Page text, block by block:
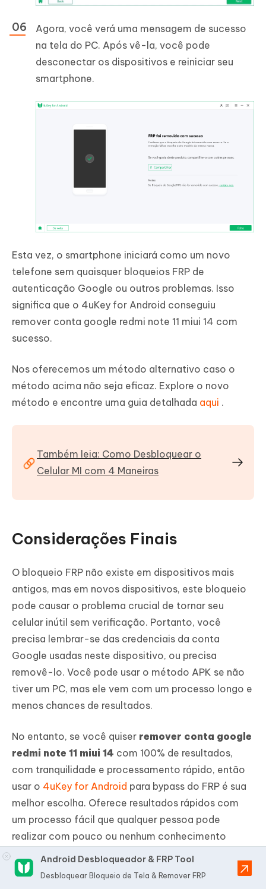
Agora, você verá uma mensagem de sucesso
na tela do PC. Após vê-la, você pode
desconectar os dispositivos e reiniciar seu
smartphone.
Esta vez, o smartphone iniciará como um novo
telefone sem quaisquer bloqueios FRP de
autenticação Google ou outros problemas. Isso
significa que o 4uKey for Android conseguiu
remover conta google redmi note 11 miui 14 com
sucesso.
Nos oferecemos um método alternativo caso o
método acima não seja eficaz. Explore o novo
método e encontre uma guia detalhada aqui .
Também leia: Como Desbloquear o
Celular MI com 4 Maneiras
Considerações Finais
O bloqueio FRP não existe em dispositivos mais
antigos, mas em novos dispositivos, este bloqueio
pode causar o problema crucial de tornar seu
celular inútil sem verificação. Portanto, você
precisa lembrar-se das credenciais da conta
Google usadas neste dispositivo, ou precisa
removê-lo. Você pode usar o método APK se não
tiver um PC, mas ele vem com um processo longo e
menos chances de resultados.
No entanto, se você quiser remover conta google
redmi note 11 miui 14 com 100% de resultados,
com tranquilidade e processamento rápido, então
usar o 4uKey for Android para bypass do FRP é sua
melhor escolha. Oferece resultados rápidos com
um processo fácil que qualquer pessoa pode
realizar com pouco ou nenhum conhecimento
Android Desbloqueador & FRP Tool
Desbloquear Bloqueio de Tela & Remover FRP